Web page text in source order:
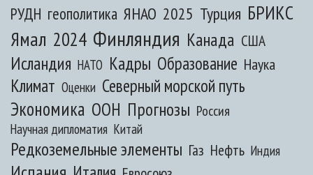
РУДН геополитика ЯНАО 2025 Турция БРИКС
Ямал 2024 Финляндия Канада США
Исландия НАТО Кадры Образование Наука
Климат Оценки Северный морской путь
Экономика ООН Прогнозы Россия
Научная дипломатия Китай
Редкоземельные элементы Газ Нефть Индия